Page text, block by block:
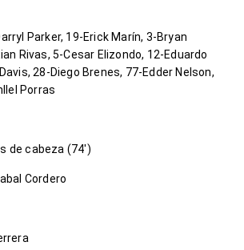
Parker, 19-Erick Marín, 3-Bryan
Rivas, 5-Cesar Elizondo, 12-Eduardo
28-Diego Brenes, 77-Edder Nelson,
Porras
de cabeza (74′)
Cordero